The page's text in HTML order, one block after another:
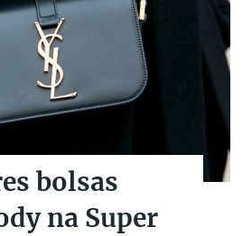
bolsas
na Super